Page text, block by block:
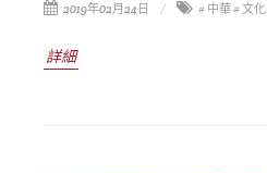
2019年02月24日 # 中華# 文化
詳細